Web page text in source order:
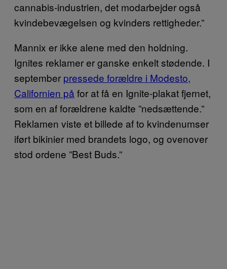
cannabis-industrien, det modarbejder også
kvindebevægelsen og kvinders rettigheder.”
Mannix er ikke alene med den holdning.
Ignites reklamer er ganske enkelt stødende. I
september pressede forældre i Modesto,
Californien på for at få en Ignite-plakat fjernet,
som en af forældrene kaldte ”nedsættende.”
Reklamen viste et billede af to kvindenumser
iført bikinier med brandets logo, og ovenover
stod ordene ”Best Buds.”